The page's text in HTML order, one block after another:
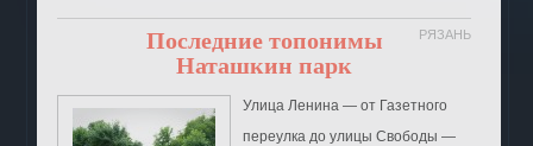
Последние топонимы РЯЗАНЬ
Наташкин парк
Улица Ленина ― от Газетного
переулка до улицы Свободы ―